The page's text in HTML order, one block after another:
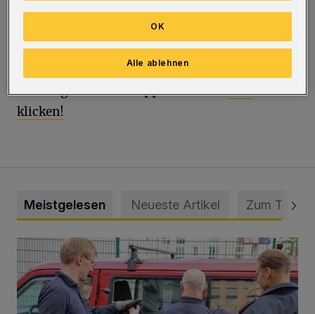
ausverkauft. Sie waren hellauf begeistert. Und
auch diesmal soll es ein Art „Jahreshighlight“
sein.
Karten gibt es bei Wuppertal-Live:hier
klicken!
Meistgelesen Neueste Artikel Zum Thema
Feuerwehr befreit Kind aus verschlossenem VW Bulli
Alle ablehnen
OK